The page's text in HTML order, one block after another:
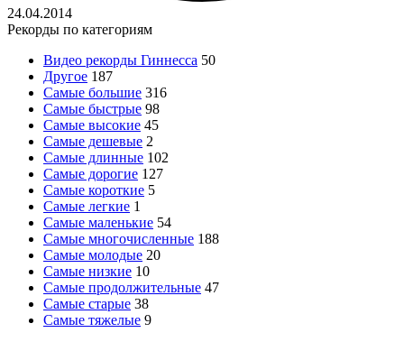
24.04.2014
Рекорды по категориям
Видео рекорды Гиннесса 50
Другое 187
Самые большие 316
Самые быстрые 98
Самые высокие 45
Самые дешевые 2
Самые длинные 102
Самые дорогие 127
Самые короткие 5
Самые легкие 1
Самые маленькие 54
Самые многочисленные 188
Самые молодые 20
Самые низкие 10
Самые продолжительные 47
Самые старые 38
Самые тяжелые 9